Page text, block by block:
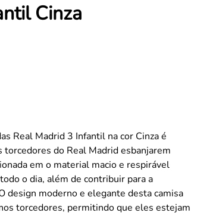
Cinza
Real Madrid 3 Infantil na cor Cinza é
torcedores do Real Madrid esbanjarem
em o material macio e respirável
o dia, além de contribuir para a
design moderno e elegante desta camisa
torcedores, permitindo que eles estejam